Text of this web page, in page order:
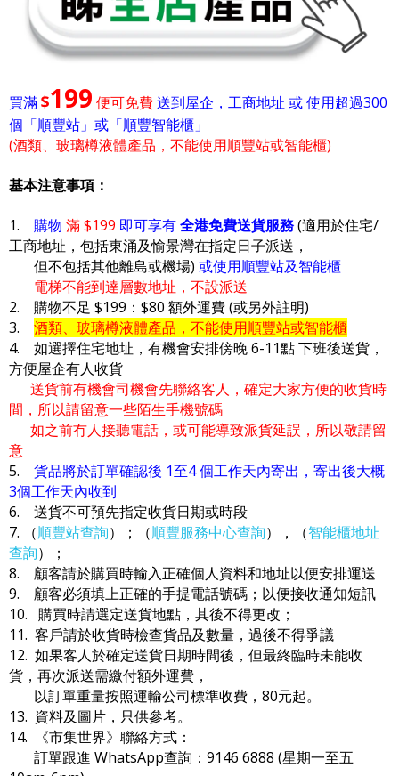
買滿$199 便可免費送到屋企，工商地址 或 使用超過300
個「順豐站」或「順豐智能櫃」
(酒類、玻璃樽液體產品，不能使用順豐站或智能櫃)
基本注意事項：
1. 購物 滿 $199 即可享有全港免費送貨服務(適用於住宅/
工商地址，包括東涌及愉景灣在指定日子派送，
但不包括其他離島或機場) 或使用順豐站及智能櫃
電梯不能到達層數地址，不設派送
2. 購物不足 $199：$80 額外運費 (或另外註明)
3. 酒類、玻璃樽液體產品，不能使用順豐站或智能櫃
4. 如選擇住宅地址，有機會安排傍晚 6-11點 下班後送貨，
方便屋企有人收貨
送貨前有機會司機會先聯絡客人，確定大家方便的收貨時
間，所以請留意一些陌生手機號碼
如之前冇人接聽電話，或可能導致派貨延誤，所以敬請留
意
5. 貨品將於訂單確認後 1至4 個工作天內寄出，寄出後大概
3個工作天內收到
6. 送貨不可預先指定收貨日期或時段
7. （順豐站查詢）；（順豐服務中心查詢），（智能櫃地址
查詢）；
8. 顧客請於購買時輸入正確個人資料和地址以便安排運送
9. 顧客必須填上正確的手提電話號碼；以便接收通知短訊
10. 購買時請選定送貨地點，其後不得更改；
11. 客戶請於收貨時檢查貨品及數量，過後不得爭議
12. 如果客人於確定送貨日期時間後，但最終臨時未能收
貨，再次派送需繳付額外運費，
以訂單重量按照運輸公司標準收費，80元起。
13. 資料及圖片，只供參考。
14. 《市集世界》聯絡方式：
訂單跟進 WhatsApp查詢：9146 6888 (星期一至五